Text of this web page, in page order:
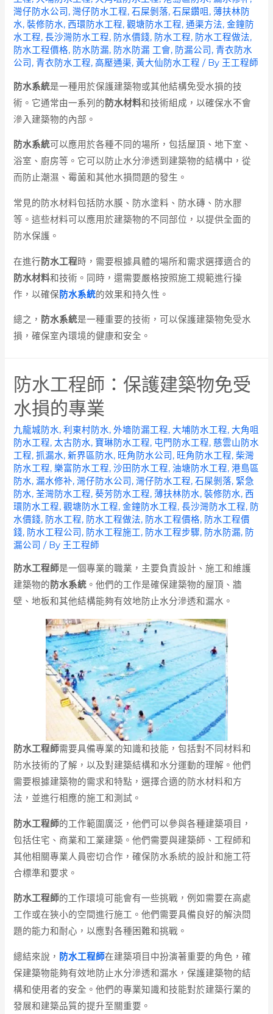
灣仔防水公司 ,灣仔防水工程,石屎剝落,石屎鑽咀 ,薄扶林防
水,裝修防水,西環防水工程,觀塘防水工程,通渠方法,金鐘防
水工程,長沙灣防水工程, 防水價錢, 防水工程, 防水工程做法,
防水工程價格, 防水防漏, 防水防漏 工會, 防漏公司 ,青衣防水
公司 ,青衣防水工程,高壓通渠,黃大仙防水工程 / By 王工程師
防水系統是一種用於保護建築物或其他結構免受水損的技
術。它通常由一系列的防水材料和技術組成，以確保水不會
滲入建築物的內部。
防水系統可以應用於各種不同的場所，包括屋頂、地下室、
浴室、廚房等。它可以防止水分滲透到建築物的結構中，從
而防止潮濕、霉菌和其他水損問題的發生。
常見的防水材料包括防水膜、防水塗料、防水磚、防水膠
等。這些材料可以應用於建築物的不同部位，以提供全面的
防水保護。
在進行防水工程時，需要根據具體的場所和需求選擇適合的
防水材料和技術。同時，還需要嚴格按照施工規範進行操
作，以確保防水系統的效果和持久性。
總之， 防水系統是一種重要的技術，可以保護建築物免受水
損，確保室內環境的健康和安全。
防水工程師：保護建築物免受
水損的專業
九龍城防水,利東村防水,外墻防漏工程,大埔防水工程,大角咀
防水工程,太古防水, 寶琳防水工程, 屯門防水工程,慈雲山防水
工程,抓漏水,新界區防水, 旺角防水公司 , 旺角防水工程,柴灣
防水工程,樂富防水工程,沙田防水工程,油塘防水工程,港島區
防水,漏水修补,灣仔防水公司 ,灣仔防水工程,石屎剝落, 緊急
防水,荃灣防水工程,葵芳防水工程,薄扶林防水,裝修防水,西
環防水工程,觀塘防水工程,金鐘防水工程,長沙灣防水工程, 防
水價錢, 防水工程, 防水工程做法, 防水工程價格, 防水工程價
錢, 防水工程公司 , 防水工程施工, 防水工程步驟, 防水防漏, 防
漏公司 / By 王工程師
防水工程師是一個專業的職業，主要負責設計、施工和維護
建築物的防水系統 。他們的工作是確保建築物的屋頂、牆
壁、地板和其他結構能夠有效地防止水分滲透和漏水。
防水工程師需要具備專業的知識和技能，包括對不同材料和
防水技術的了解，以及對建築結構和水分運動的理解。他們
需要根據建築物的需求和特點，選擇合適的防水材料和方
法，並進行相應的施工和測試。
防水工程師的工作範圍廣泛，他們可以參與各種建築項目，
包括住宅、商業和工業建築。他們需要與建築師、工程師和
其他相關專業人員密切合作，確保防水系統的設計和施工符
合標準和要求。
防水工程師的工作環境可能會有一些挑戰，例如需要在高處
工作或在狹小的空間進行施工。他們需要具備良好的解決問
題的能力和耐心，以應對各種困難和挑戰。
總結來說， 防水工程師在建築項目中扮演著重要的角色，確
保建築物能夠有效地防止水分滲透和漏水，保護建築物的結
構和使用者的安全。他們的專業知識和技能對於建築行業的
發展和建築品質的提升至關重要。